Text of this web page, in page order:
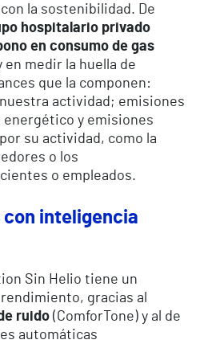
la sostenibilidad. De
hospitalario privado
en consumo de gas
en medir la huella de
que la componen:
actividad; emisiones
energético y emisiones
su actividad, como la
o los
o empleados.
con inteligencia
Sin Helio tiene un
gracias al
ruido (ComforTone) y al de
automáticas